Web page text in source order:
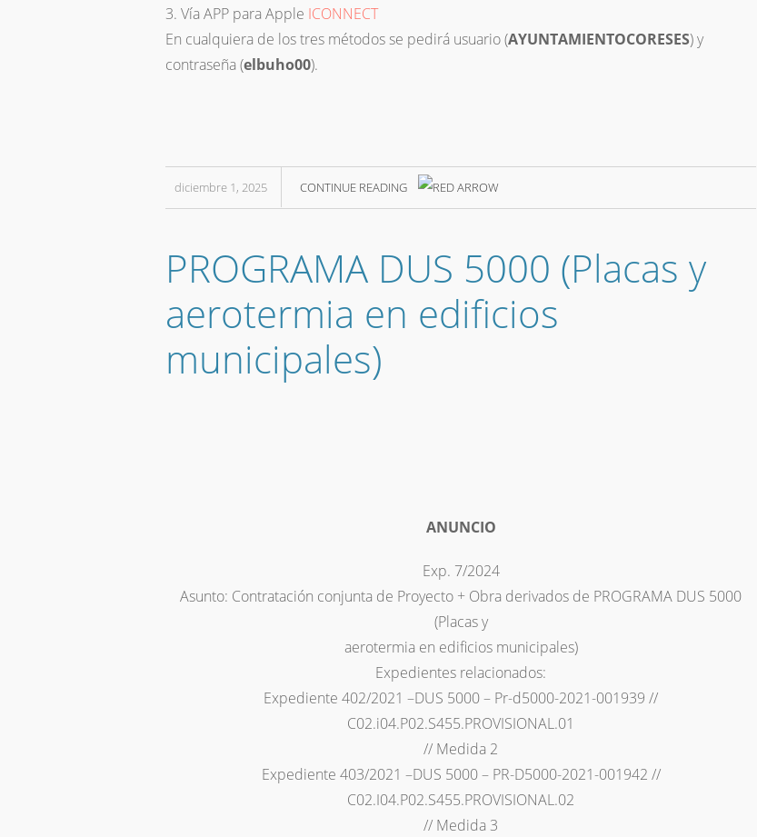
Vía APP para Apple ICONNECT
En cualquiera de los tres métodos se pedirá usuario (AYUNTAMIENTOCORESES) y
contraseña (elbuho00).
diciembre 1, 2025 CONTINUE READING
PROGRAMA DUS 5000 (Placas y
aerotermia en edificios
municipales)
ANUNCIO
Exp. 7/2024
Asunto: Contratación conjunta de Proyecto + Obra derivados de PROGRAMA DUS 5000
(Placas y
aerotermia en edificios municipales)
Expedientes relacionados:
Expediente 402/2021 –DUS 5000 – Pr-d5000-2021-001939 //
C02.i04.P02.S455.PROVISIONAL.01
// Medida 2
Expediente 403/2021 –DUS 5000 – PR-D5000-2021-001942 //
C02.I04.P02.S455.PROVISIONAL.02
// Medida 3